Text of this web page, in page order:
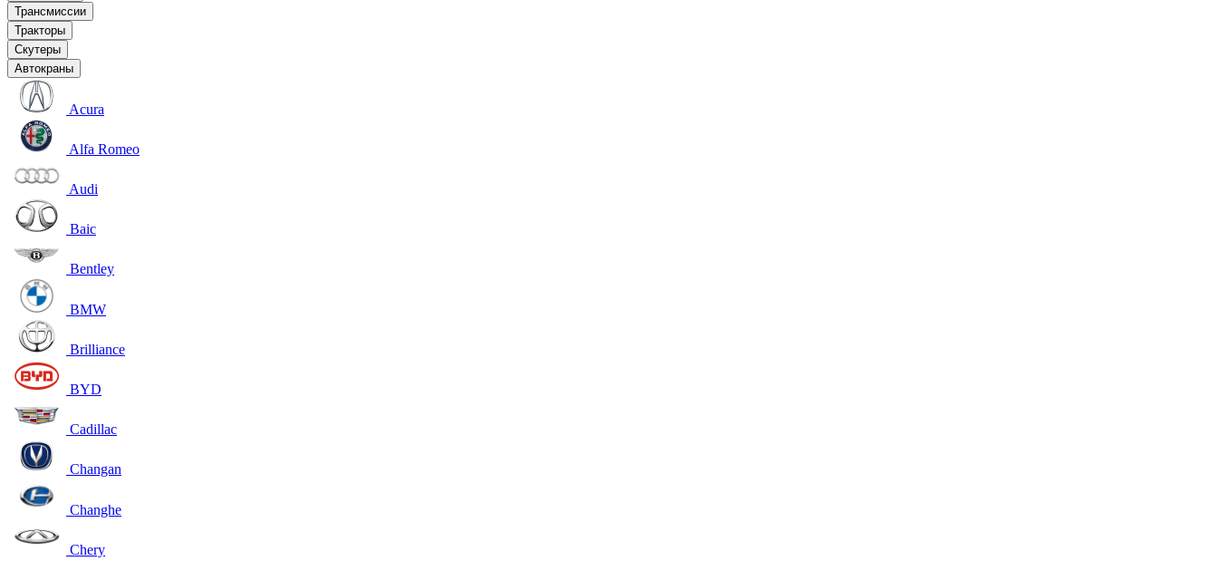
Трансмиссии
Тракторы
Скутеры
Автокраны
Acura
Alfa Romeo
Audi
Baic
Bentley
BMW
Brilliance
BYD
Cadillac
Changan
Changhe
Chery